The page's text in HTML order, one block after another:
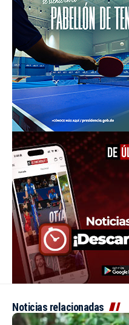
Noticias relacionadas